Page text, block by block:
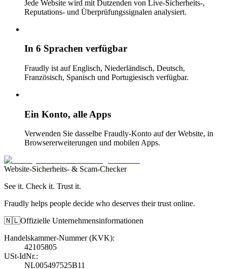
Jede Website wird mit Dutzenden von Live-Sicherheits-,
Reputations- und Überprüfungssignalen analysiert.
In 6 Sprachen verfügbar
Fraudly ist auf Englisch, Niederländisch, Deutsch,
Französisch, Spanisch und Portugiesisch verfügbar.
Ein Konto, alle Apps
Verwenden Sie dasselbe Fraudly-Konto auf der Website, in
Browsererweiterungen und mobilen Apps.
Website-Sicherheits- & Scam-Checker
See it. Check it. Trust it.
Fraudly helps people decide who deserves their trust online.
🇳🇱Offizielle Unternehmensinformationen
Handelskammer-Nummer (KVK):
42105805
USt-IdNr.:
NL005497525B11